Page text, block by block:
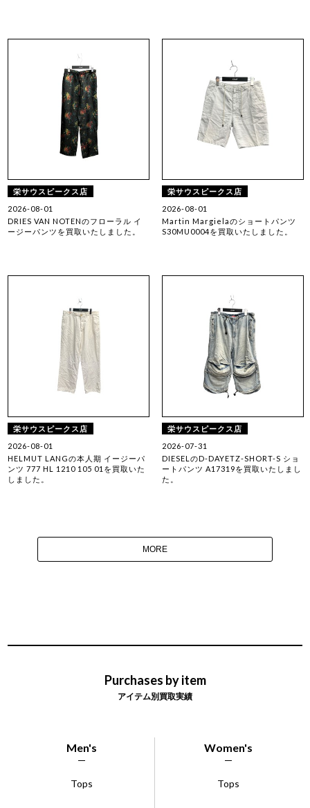
栄サウスピークス店
2026-08-01
DRIES VAN NOTENのフローラル イ
ージーパンツを買取いたしました。
栄サウスピークス店
2026-08-01
Martin Margielaのショートパンツ
S30MU0004を買取いたしました。
栄サウスピークス店
2026-08-01
HELMUT LANGの本人期 イージーパ
ンツ 777 HL 1210 105 01を買取いた
しました。
栄サウスピークス店
2026-07-31
DIESELのD-DAYETZ-SHORT-S ショ
ートパンツ A17319を買取いたしまし
た。
MORE
Purchases by item
アイテム別買取実績
Men's
Tops
Women's
Tops